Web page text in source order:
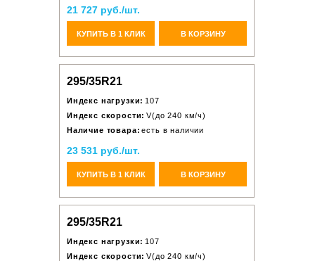
21 727 руб./шт.
КУПИТЬ В 1 КЛИК В КОРЗИНУ
295/35R21
Индекс нагрузки: 107
Индекс скорости: V(до 240 км/ч)
Наличие товара: есть в наличии
23 531 руб./шт.
КУПИТЬ В 1 КЛИК В КОРЗИНУ
295/35R21
Индекс нагрузки: 107
Индекс скорости: V(до 240 км/ч)